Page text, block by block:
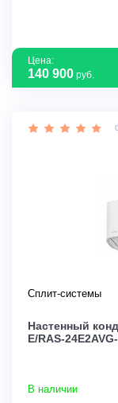
Цена:
140 900 руб.
0
Сплит-системы
Настенный
E/RAS-
В наличии